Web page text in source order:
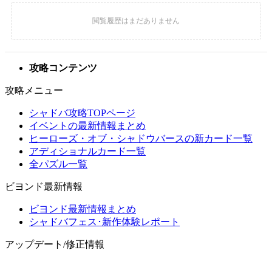
攻略コンテンツ
攻略メニュー
シャドバ攻略TOPページ
イベントの最新情報まとめ
ヒーローズ・オブ・シャドウバースの新カード一覧
アディショナルカード一覧
全パズル一覧
ビヨンド最新情報
ビヨンド最新情報まとめ
シャドバフェス･新作体験レポート
アップデート/修正情報